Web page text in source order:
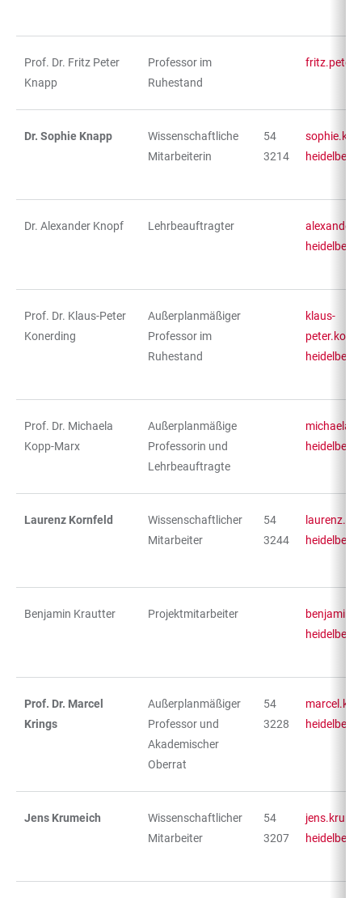
Prof. Dr. Fritz Peter
Knapp
Professor im
Ruhestand
Dr. Sophie Knapp
Wissenschaftliche
Mitarbeiterin
54
3214
Dr. Alexander Knopf Lehrbeauftragter
Prof. Dr. Klaus-Peter
Konerding
Außerplanmäßiger
Professor im
Ruhestand
klaus-
Prof. Dr. Michaela
Kopp-Marx
Außerplanmäßige
Professorin und
Lehrbeauftragte
Laurenz Kornfeld
Wissenschaftlicher
Mitarbeiter
54
3244
Benjamin Krautter Projektmitarbeiter
Prof. Dr. Marcel
Krings
Außerplanmäßiger
Professor und
Akademischer
Oberrat
54
3228
Jens Krumeich
Wissenschaftlicher
Mitarbeiter
54
3207